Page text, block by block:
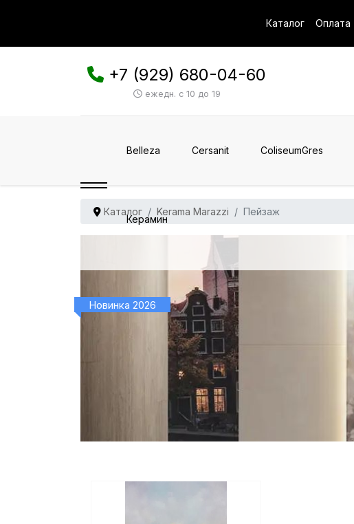
Каталог Оплата
+7 (929) 680-04-60
ежедн. с 10 до 19
Belleza Cersanit ColiseumGres
Керамин
Каталог Kerama Marazzi Пейзаж
Новинка 2026